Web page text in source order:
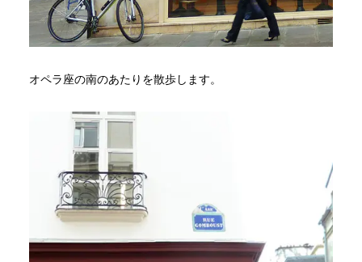
オペラ座の南のあたりを散歩します。